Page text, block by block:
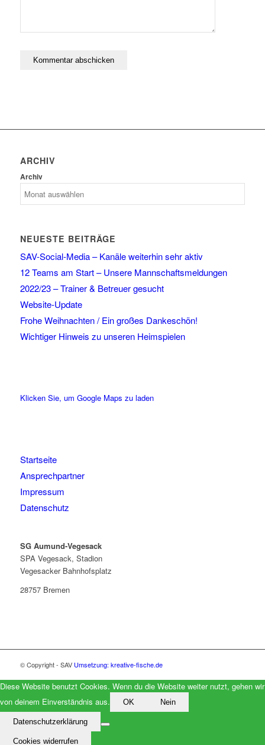
ARCHIV
Archiv
NEUESTE BEITRÄGE
SAV-Social-Media – Kanäle weiterhin sehr aktiv
12 Teams am Start – Unsere Mannschaftsmeldungen
2022/23 – Trainer & Betreuer gesucht
Website-Update
Frohe Weihnachten / Ein großes Dankeschön!
Wichtiger Hinweis zu unseren Heimspielen
Klicken Sie, um Google Maps zu laden
Startseite
Ansprechpartner
Impressum
Datenschutz
SG Aumund-Vegesack
SPA Vegesack, Stadion
Vegesacker Bahnhofsplatz
28757 Bremen
© Copyright - SAV Umsetzung: kreative-fische.de
Diese Website benutzt Cookies. Wenn du die Website weiter nutzt, gehen wir
von deinem Einverständnis aus.
OK Nein
Datenschutzerklärung
Cookies widerrufen